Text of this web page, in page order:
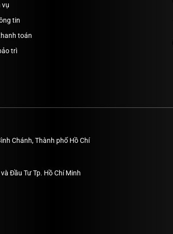
vụ
tin
toán
trì
Chánh, Thành phố Hồ Chí
Đầu Tư Tp. Hồ Chí Minh